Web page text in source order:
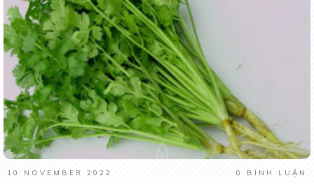
10 NOVEMBER 2022 0 BÌNH LUẬN